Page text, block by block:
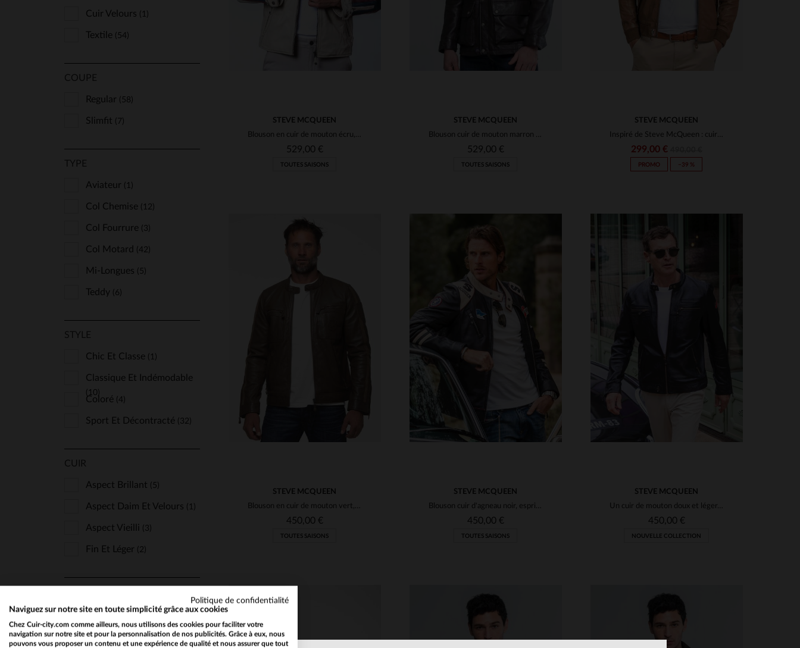
Cuir Velours (1)
Textile (54)
COUPE
Regular (58)
Slimfit (7)
TYPE
Aviateur (1)
Col Chemise (12)
Col Fourrure (3)
Col Motard (42)
Mi-Longues (5)
Teddy (6)
STYLE
Chic Et Classe (1)
Classique Et Indémodable
(10)
Coloré (4)
Sport Et Décontracté (32)
CUIR
Aspect Brillant (5)
Aspect Daim Et Velours (1)
Aspect Vieilli (3)
Fin Et Léger (2)
Toutes Saisons(171)
STEVE MCQUEEN
Blouson en cuir de mouton écru, inspiré par Steve McQueen et le Mans.
529,00 €
TOUTES SAISONS
STEVE MCQUEEN
Blouson cuir de mouton marron foncé, mi-long, style Steve McQueen.
529,00 €
TOUTES SAISONS
STEVE MCQUEEN
Inspiré de Steve McQueen : cuir de mouton vintage et style racing.
299,00 €
PROMO −39 %
STEVE MCQUEEN
Blouson en cuir de mouton vert, souple et léger, style McQueen.
450,00 €
TOUTES SAISONS
STEVE MCQUEEN
Blouson cuir d'agneau noir, esprit vintage et élégance intemporelle.
450,00 €
TOUTES SAISONS
STEVE MCQUEEN
Un cuir de mouton doux et léger, inspiré du style biker légendaire.
450,00 €
NOUVELLE COLLECTION
Politique de confidentialité
Naviguez sur notre site en toute simplicité grâce aux cookies
Chez Cuir-city.com comme ailleurs, nous utilisons des cookies pour faciliter votre
navigation sur notre site et pour la personnalisation de nos publicités. Grâce à eux, nous
pouvons vous proposer un contenu et une expérience de qualité et nous assurer que tout